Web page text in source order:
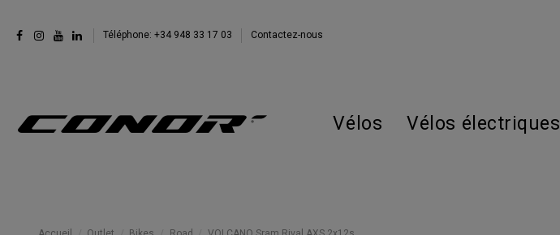
Téléphone: +34 948 33 17 03 Contactez-nous
Vélos Vélos électriques